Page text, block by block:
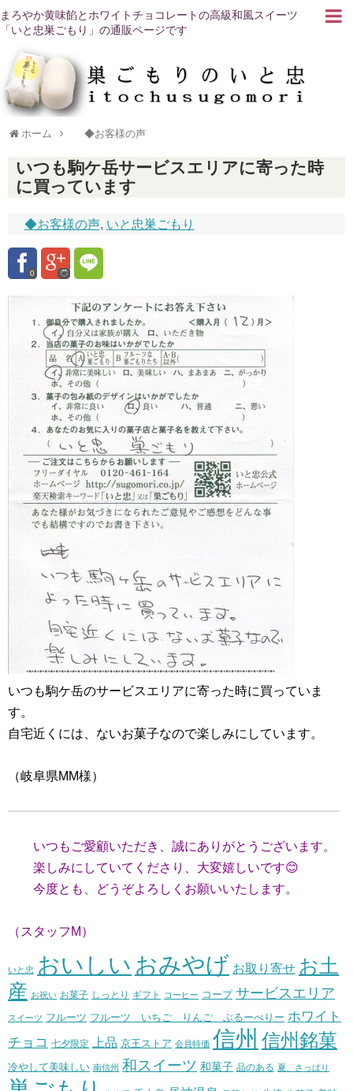
まろやか黄味餡とホワイトチョコレートの高級和風スイーツ
「いと忠巣ごもり」の通販ページです
ホーム ◆お客様の声
いつも駒ケ岳サービスエリアに寄った時
に買っています
◆お客様の声, いと忠巣ごもり
0
いつも駒ケ岳のサービスエリアに寄った時に買っていま
す。
自宅近くには、ないお菓子なので楽しみにしています。
（岐阜県MM様）
いつもご愛顧いただき、誠にありがとうございます。
楽しみにしていてくださり、大変嬉しいです😊
今度とも、どうぞよろしくお願いいたします。
（スタッフM）
いと忠 おいしい おみやげ お取り寄せ お土
産 お祝い お菓子 しっとり ギフト コーヒー コープ サービスエリア
スイーツ フルーツ フルーツ いちご りんご ぶるーべりー ホワイト
チョコ 七夕限定 上品 京王ストア 会員特価 信州 信州銘菓
冷やして美味しい 南信州 和スイーツ 和菓子 品のある 夏、さっぱり